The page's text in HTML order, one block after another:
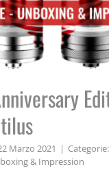
Marzo 2021 | Categorie:
& Impression